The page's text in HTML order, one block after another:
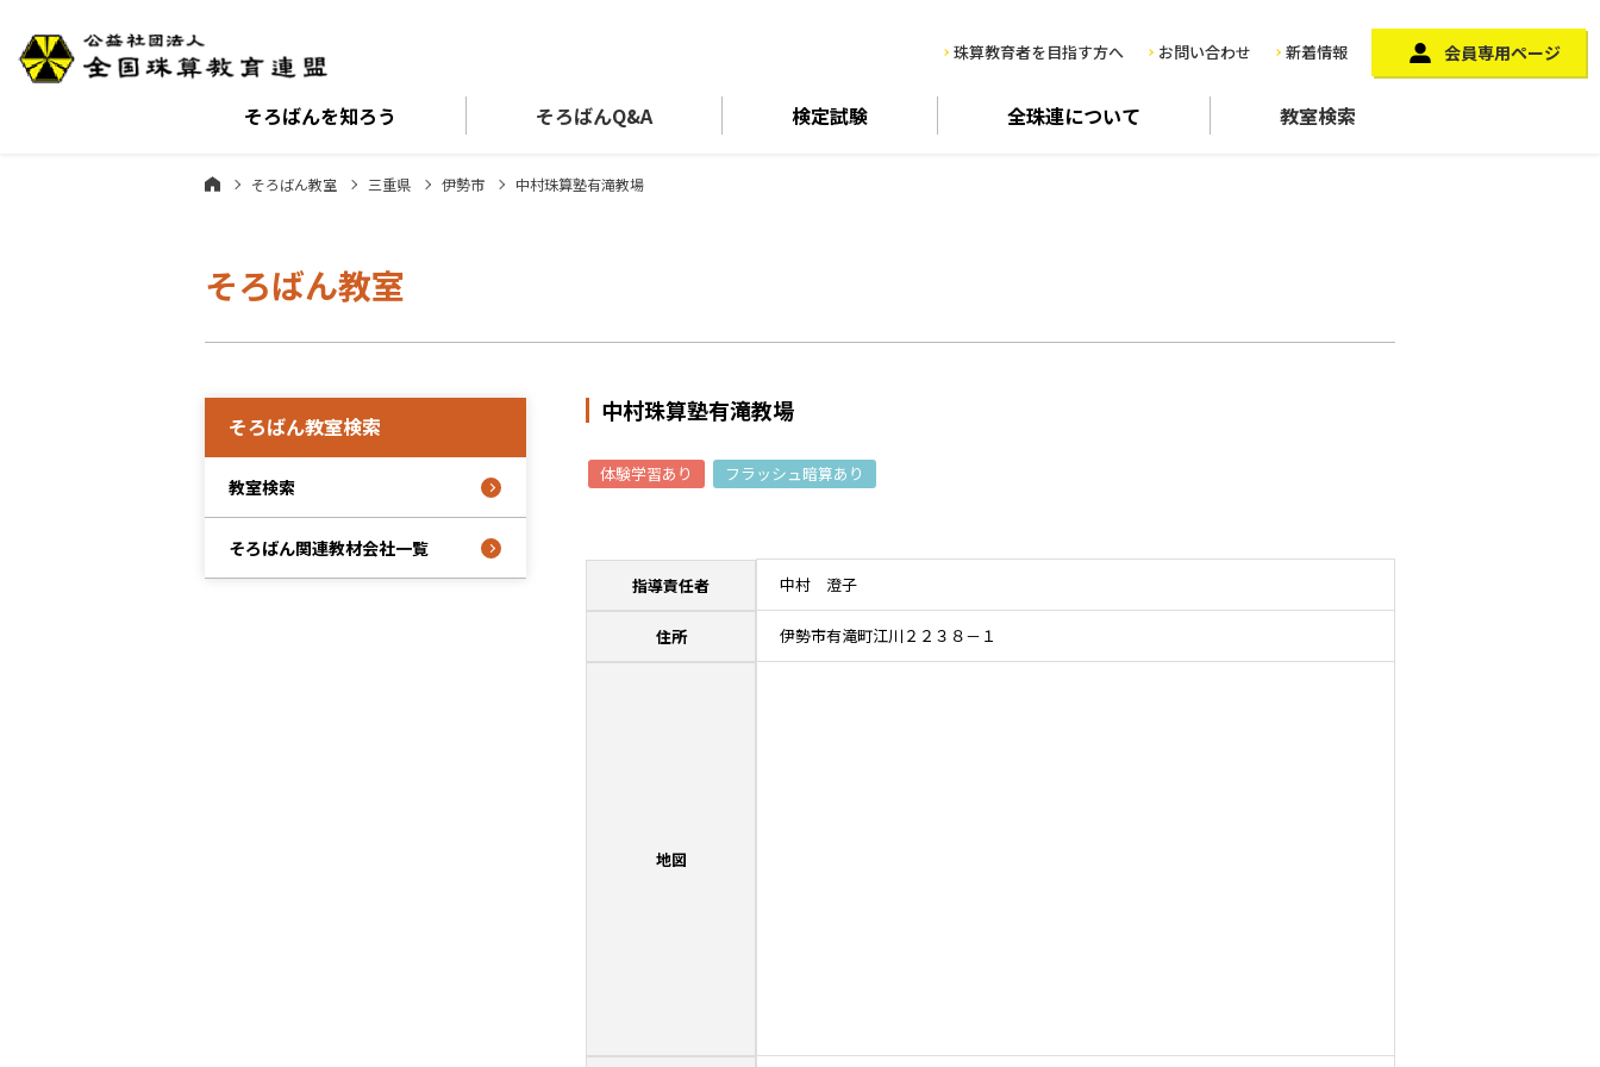
珠算教育者を目指す方へ お問い合わせ 新着情報 会員専用ページ
そろばんを知ろう そろばんQ&A 検定試験 全珠連について 教室検索
そろばん教室 三重県 伊勢市 中村珠算塾有滝教場
そろばん教室
中村珠算塾有滝教場
体験学習あり フラッシュ暗算あり
指導責任者 中村 澄子
住所 伊勢市有滝町江川２２３８－１
地図
そろばん教室検索
教室検索
そろばん関連教材会社一覧